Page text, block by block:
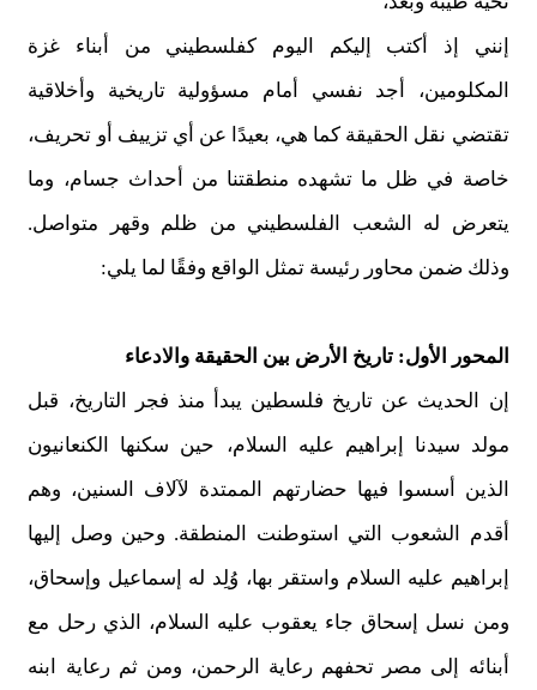
إنني إذ أكتب إليكم اليوم كفلسطيني من أبناء غزة
المكلومين، أجد نفسي أمام مسؤولية تاريخية وأخلاقية
تقتضي نقل الحقيقة كما هي، بعيدًا عن أي تزييف أو تحريف،
خاصة في ظل ما تشهده منطقتنا من أحداث جسام، وما
يتعرض له الشعب الفلسطيني من ظلم وقهر متواصل.
وذلك ضمن محاور رئيسة تمثل الواقع وفقًا لما يلي:
المحور الأول: تاريخ الأرض بين الحقيقة والادعاء
إن الحديث عن تاريخ فلسطين يبدأ منذ فجر التاريخ، قبل
مولد سيدنا إبراهيم عليه السلام، حين سكنها الكنعانيون
الذين أسسوا فيها حضارتهم الممتدة لآلاف السنين، وهم
أقدم الشعوب التي استوطنت المنطقة. وحين وصل إليها
إبراهيم عليه السلام واستقر بها، وُلِد له إسماعيل وإسحاق،
ومن نسل إسحاق جاء يعقوب عليه السلام، الذي رحل مع
أبنائه إلى مصر تحفهم رعاية الرحمن، ومن ثم رعاية ابنه